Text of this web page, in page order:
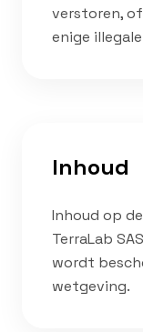
verstoren,
enige
Inhoud
Inhoud op
TerraLab
wordt
wetgeving.